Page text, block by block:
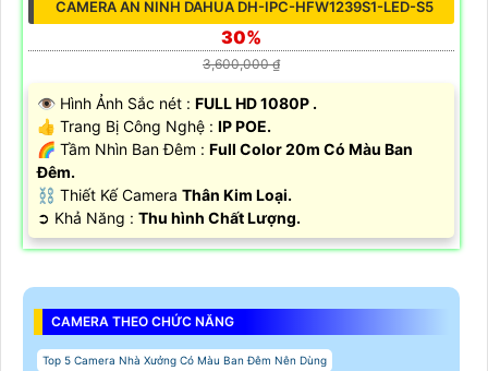
CAMERA AN NINH DAHUA DH-IPC-HFW1239S1-LED-S5
30%
3,600,000 ₫
👁 Hình Ảnh Sắc nét : FULL HD 1080P .
👍 Trang Bị Công Nghệ : IP POE.
🌈 Tầm Nhìn Ban Đêm : Full Color 20m Có Màu Ban
Đêm.
⛓ Thiết Kế Camera Thân Kim Loại.
️➲ Khả Năng : Thu hình Chất Lượng.
CAMERA THEO CHỨC NĂNG
Top 5 Camera Nhà Xưởng Có Màu Ban Đêm Nên Dùng